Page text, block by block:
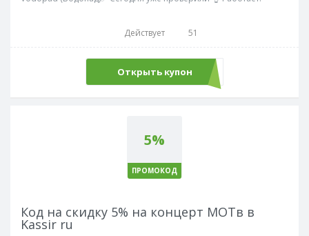
Действует 51
Открыть купонakvella5a
5%
ПРОМОКОД
Код на скидку 5% на концерт МОТв в
Kassir ru